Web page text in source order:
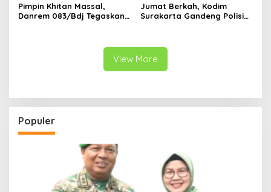
Pimpin Khitan Massal,
Danrem 083/Bdj Tegaskan
Jumat Berkah, Kodim
Surakarta Gandeng Polisi
View More
Populer